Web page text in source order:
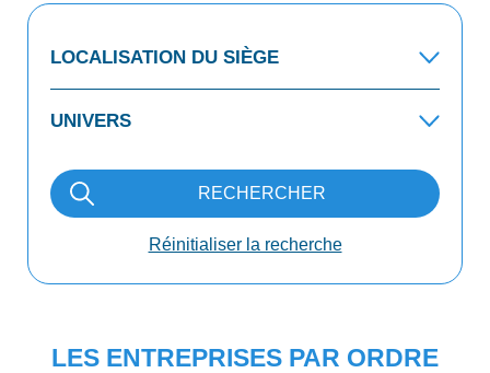
RECHERCHER
Réinitialiser la recherche
LES ENTREPRISES PAR ORDRE